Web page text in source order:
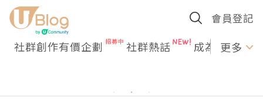
會員登記
社群創作有價企劃 社群熱話 成為U更多